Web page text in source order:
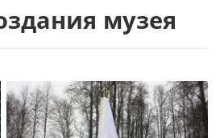
музея